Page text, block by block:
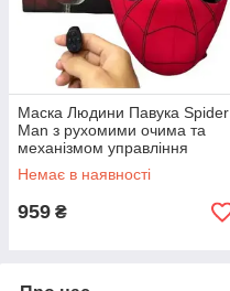
Маска Людини Павука Spider
Man з рухомими очима та
механізмом управління
підборіддям
Немає в наявності
959 ₴